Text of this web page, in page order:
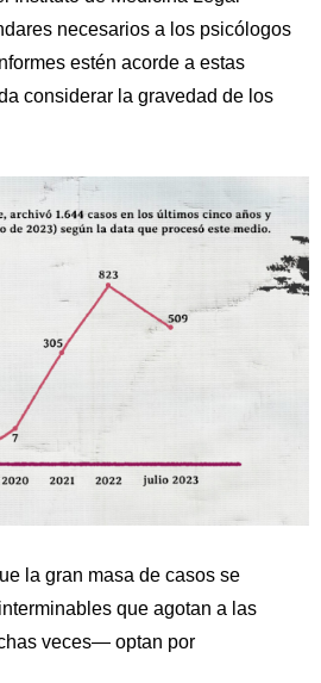
necesarios a los psicólogos
estén acorde a estas
considerar la gravedad de los
la gran masa de casos se
que agotan a las
veces— optan por